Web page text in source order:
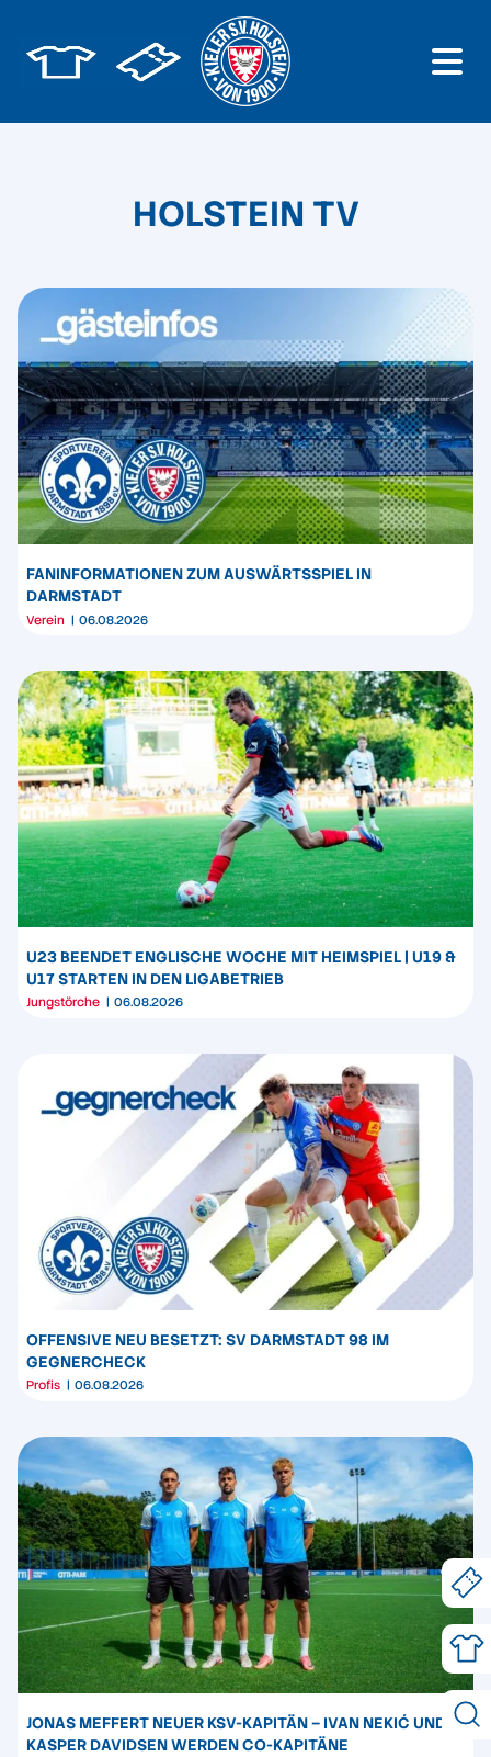
HOLSTEIN TV
FANINFORMATIONEN ZUM AUSWÄRTSSPIEL IN
DARMSTADT
Verein 06.08.2026
U23 BEENDET ENGLISCHE WOCHE MIT HEIMSPIEL | U19 &
U17 STARTEN IN DEN LIGABETRIEB
Jungstörche 06.08.2026
OFFENSIVE NEU BESETZT: SV DARMSTADT 98 IM
GEGNERCHECK
Profis 06.08.2026
JONAS MEFFERT NEUER KSV-KAPITÄN – IVAN NEKIĆ UND
KASPER DAVIDSEN WERDEN CO-KAPITÄNE